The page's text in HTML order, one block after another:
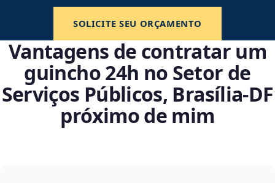
SOLICITE SEU ORÇAMENTO
Vantagens de contratar um
guincho 24h no Setor de
Serviços Públicos, Brasília‑DF
próximo de mim